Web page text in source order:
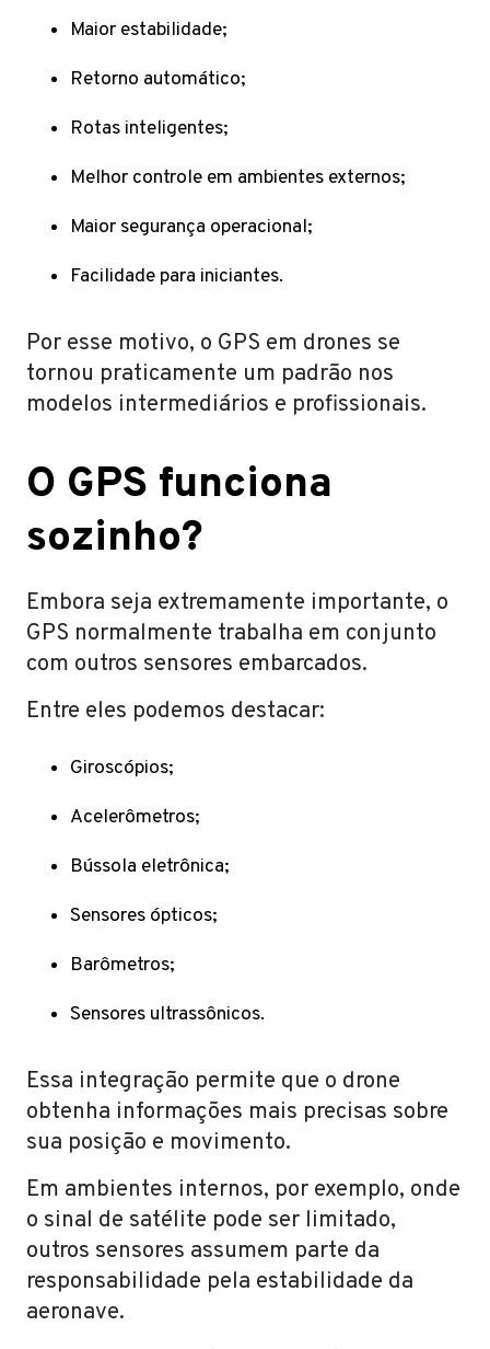
Maior estabilidade;
Retorno automático;
Rotas inteligentes;
Melhor controle em ambientes externos;
Maior segurança operacional;
Facilidade para iniciantes.
Por esse motivo, o GPS em drones se
tornou praticamente um padrão nos
modelos intermediários e profissionais.
O GPS funciona
sozinho?
Embora seja extremamente importante, o
GPS normalmente trabalha em conjunto
com outros sensores embarcados.
Entre eles podemos destacar:
Giroscópios;
Acelerômetros;
Bússola eletrônica;
Sensores ópticos;
Barômetros;
Sensores ultrassônicos.
Essa integração permite que o drone
obtenha informações mais precisas sobre
sua posição e movimento.
Em ambientes internos, por exemplo, onde
o sinal de satélite pode ser limitado,
outros sensores assumem parte da
responsabilidade pela estabilidade da
aeronave.